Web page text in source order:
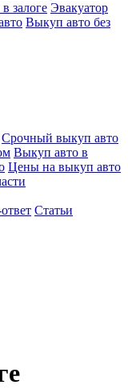
залоге Эвакуатор
Выкуп авто без
Срочный выкуп авто
Выкуп авто в
Цены на выкуп авто
Статьи